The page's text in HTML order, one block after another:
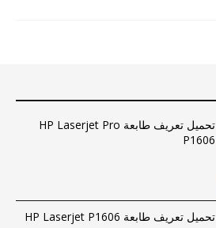
تحميل تعريف طابعة HP Laserjet Pro
P1606
تحميل تعريف طابعة HP Laserjet P1606